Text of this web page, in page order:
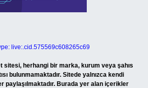
live:.cid.575569c608265c69
sitesi, herhangi bir marka, kurum veya şahıs
bulunmamaktadır. Sitede yalnızca kendi
paylaşılmaktadır. Burada yer alan içerikler